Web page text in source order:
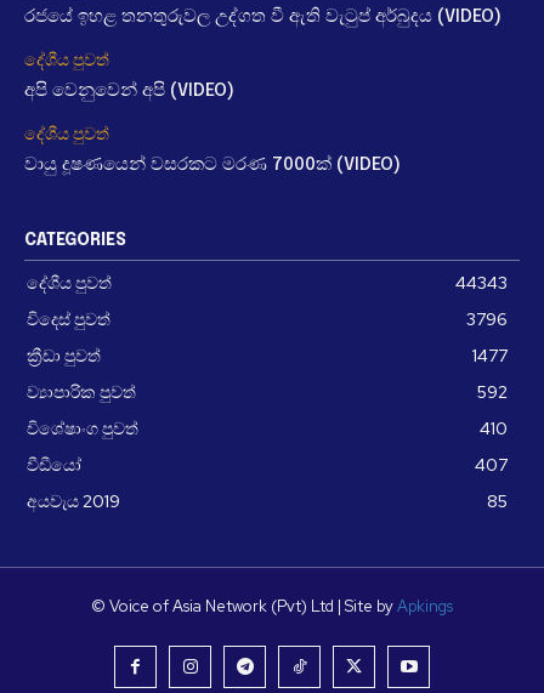
රජයේ ඉහළ තනතුරුවල උද්ගත වී ඇති වැටුප් අර්බුදය (VIDEO)
දේශීය පුවත්
අපි වෙනුවෙන් අපි (VIDEO)
දේශීය පුවත්
වායු දූෂණයෙන් වසරකට මරණ 7000ක් (VIDEO)
CATEGORIES
දේශීය පුවත්
44343
විදෙස් පුවත්
3796
ක්‍රීඩා පුවත්
1477
ව්‍යාපාරික පුවත්
592
විශේෂාංග පුවත්
410
වීඩීයෝ
407
අයවැය 2019
85
© Voice of Asia Network (Pvt) Ltd | Site byApkings